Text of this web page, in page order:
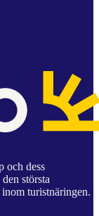
och dess
största
turistnäringen.